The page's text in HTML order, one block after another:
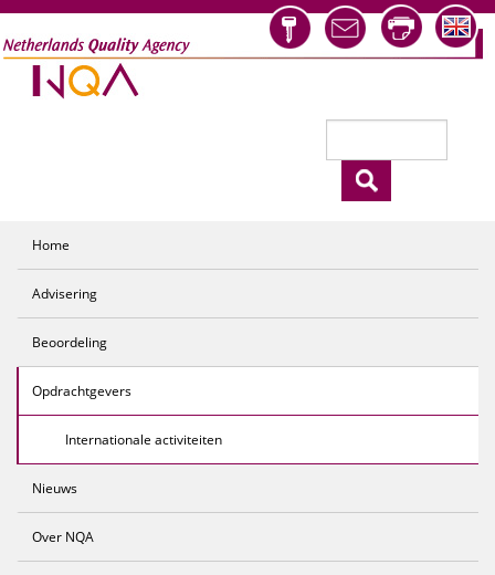
Overslaan en naar de inhoud gaan
Home
Advisering
Beoordeling
Opdrachtgevers
Internationale activiteiten
Nieuws
Over NQA